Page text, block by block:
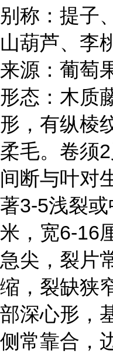
别称：提子
山葫芦、李
来源：葡萄
形态：木质
形，有纵棱
柔毛。卷须
间断与叶对
著3-5浅裂
米，宽6-16
急尖，裂片
缩，裂缺狭
部深心形，
侧常靠合，